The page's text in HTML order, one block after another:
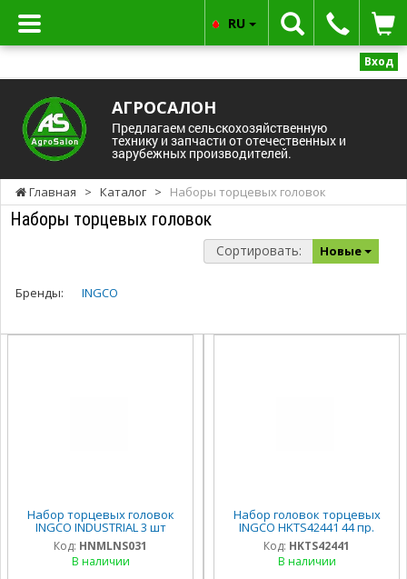
Вход
АГРОСАЛОН
Предлагаем сельскохозяйственную
технику и запчасти от отечественных и
зарубежных производителей.
RU
Главная > Каталог > Наборы торцевых головок
Наборы торцевых головок
Сортировать: Новые
Бренды: INGCO
Набор торцевых головок
INGCO INDUSTRIAL 3 шт
Код: HNMLNS031
В наличии
Набор головок торцевых
INGCO HKTS42441 44 пр.
Код: HKTS42441
В наличии